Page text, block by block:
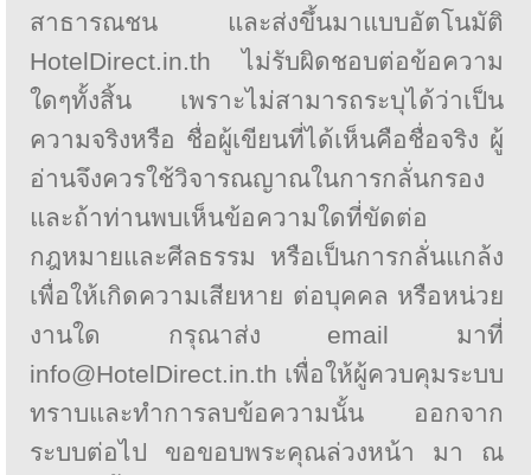
สาธารณชน และส่งขึ้นมาแบบอัตโนมัติ
HotelDirect.in.th ไม่รับผิดชอบต่อข้อความ
ใดๆทั้งสิ้น เพราะไม่สามารถระบุได้ว่าเป็น
ความจริงหรือ ชื่อผู้เขียนที่ได้เห็นคือชื่อจริง ผู้
อ่านจึงควรใช้วิจารณญาณในการกลั่นกรอง
และถ้าท่านพบเห็นข้อความใดที่ขัดต่อ
กฎหมายและศีลธรรม หรือเป็นการกลั่นแกล้ง
เพื่อให้เกิดความเสียหาย ต่อบุคคล หรือหน่วย
งานใด กรุณาส่ง email มาที่
info@HotelDirect.in.th เพื่อให้ผู้ควบคุมระบบ
ทราบและทำการลบข้อความนั้น ออกจาก
ระบบต่อไป ขอขอบพระคุณล่วงหน้า มา ณ